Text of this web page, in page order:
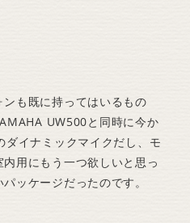
も既に持ってはいるもの
UW500と同時に今か
ダイナミックマイクだし、モ
用にもう一つ欲しいと思っ
ッケージだったのです。